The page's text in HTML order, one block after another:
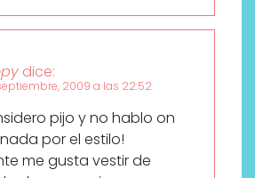
dice:
2009 a las 22:52
pijo y no hablo on
por el estilo!
me gusta vestir de